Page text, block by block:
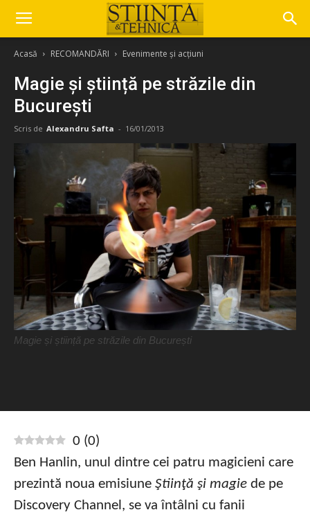
Acasă RECOMANDĂRI Evenimente și acțiuni
Magie și știință pe străzile din
București
Scris de Alexandru Safta - 16/01/2013
Magie și știință pe străzile din București
0 (0)
Ben Hanlin, unul dintre cei patru magicieni care
prezintă noua emisiune Ştiinţă şi magie de pe
Discovery Channel, se va întâlni cu fanii